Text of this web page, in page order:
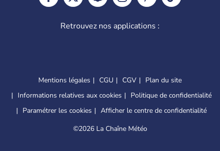
Retrouvez nos applications :
Mentions légales CGU CGV
Plan du site
Informations relatives aux cookies
Politique de confidentialité
Paramétrer les cookies
Afficher le centre de confidentialité
©2026 La Chaîne Météo